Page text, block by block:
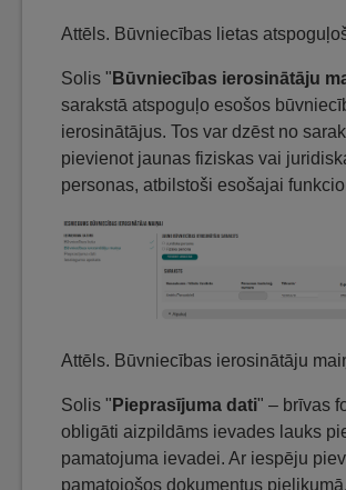
Attēls. Būvniecības lietas
Solis " Būvniecības ierosinātāju
sarakstā atspoguļo esošos
ierosinātājus. Tos var dzēst no
pievienot jaunas fiziskas vai
personas, atbilstoši esošajai
Attēls. Būvniecības ierosinātāju
Solis " Pieprasījuma dati" – brīvas
obligāti aizpildāms ievades lauks
pamatojuma ievadei. Ar iespēju
pamatojošos dokumentus pielikumā.